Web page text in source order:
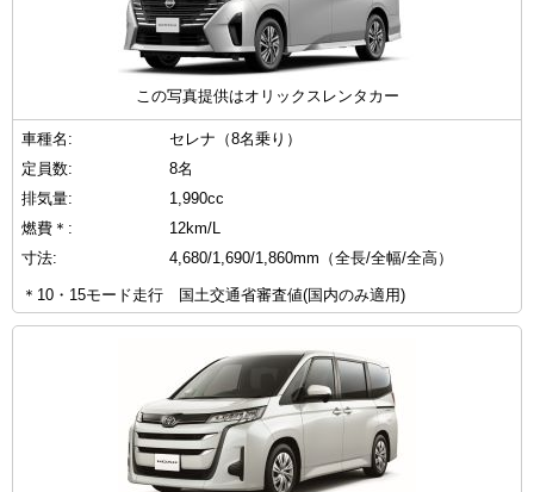
この写真提供はオリックスレンタカー
車種名:
セレナ（8名乗り）
定員数:
8名
排気量:
1,990cc
燃費＊:
12km/L
寸法:
4,680/1,690/1,860mm（全長/全幅/全高）
＊10・15モード走行 国土交通省審査値(国内のみ適用)